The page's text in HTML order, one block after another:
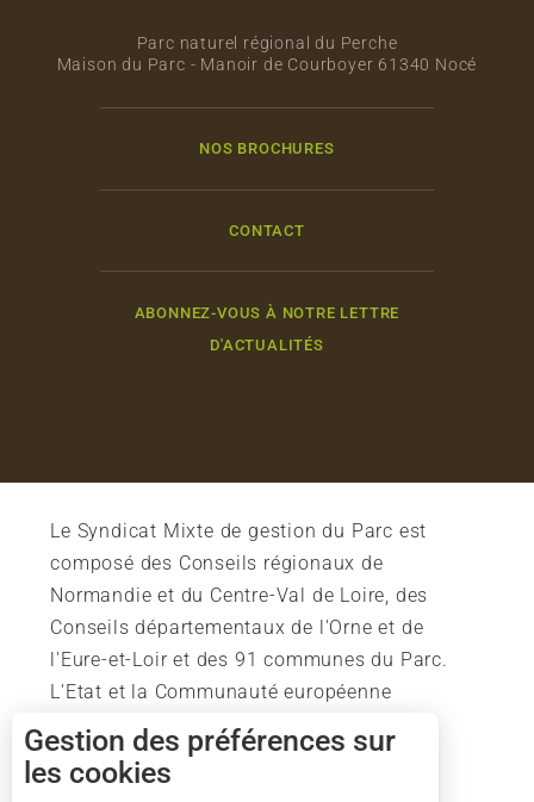
Parc naturel régional du Perche
Maison du Parc - Manoir de Courboyer 61340 Nocé
NOS BROCHURES
CONTACT
ABONNEZ-VOUS À NOTRE LETTRE
D'ACTUALITÉS
Le Syndicat Mixte de gestion du Parc est
composé des Conseils régionaux de
Normandie et du Centre-Val de Loire, des
Conseils départementaux de l'Orne et de
l'Eure-et-Loir et des 91 communes du Parc.
L'Etat et la Communauté européenne
soutiennent également l'action du Parc.
Gestion des préférences sur
les cookies